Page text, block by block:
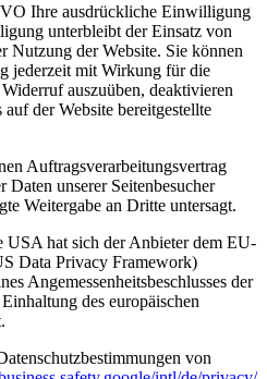
Ihre ausdrückliche Einwilligung
unterbleibt der Einsatz von
Nutzung der Website. Sie können
jederzeit mit Wirkung für die
auszuüben, deaktivieren
der Website bereitgestellte
Auftragsverarbeitungsvertrag
Daten unserer Seitenbesucher
Weitergabe an Dritte untersagt.
USA hat sich der Anbieter dem EU-
Data Privacy Framework)
Angemessenheitsbeschlusses der
des europäischen
von